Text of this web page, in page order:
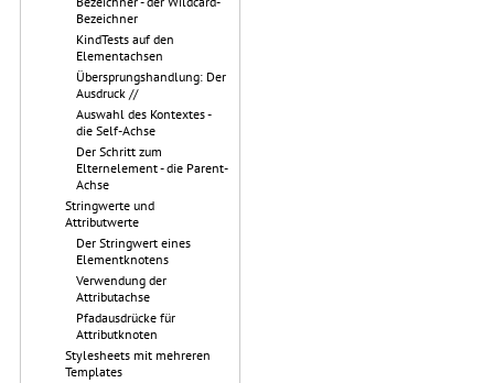
Bezeichner
KindTests auf den
Elementachsen
Übersprungshandlung: Der
Ausdruck //
Auswahl des Kontextes -
die Self-Achse
Der Schritt zum
Elternelement - die Parent-
Achse
Stringwerte und
Attributwerte
Der Stringwert eines
Elementknotens
Verwendung der
Attributachse
Pfadausdrücke für
Attributknoten
Stylesheets mit mehreren
Templates